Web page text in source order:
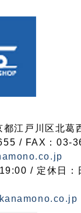
江戸川区北葛
/ FAX：03-
/ 定休日：